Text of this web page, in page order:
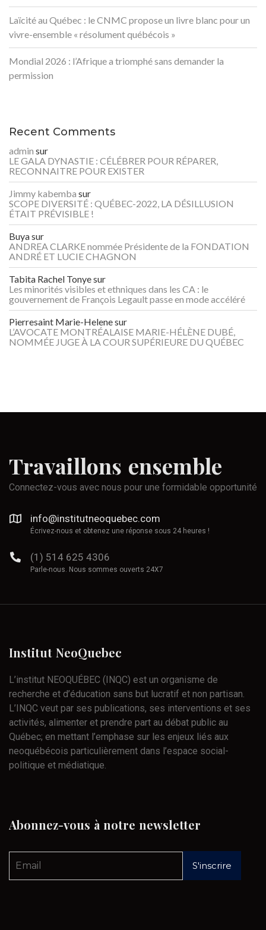
Laïcité au Québec : le CNMC propose un livre blanc pour un
vivre-ensemble « résolument québécois »
Mondial 2026 : l’Afrique a triomphé sans demander la
permission
Recent Comments
admin sur
LE GALA DYNASTIE : CÉLÉBRER POUR RÉPARER,
RECONNAITRE POUR EXISTER
Jimmy kabemba sur
SCOPE DIVERSITÉ : QUÉBEC-2022, LA DÉSILLUSION
ÉTAIT PRÉVISIBLE !
Buyasur
ANDREA CLARKE nommée Présidente de la FONDATION
ANDRÉ ET LUCIE CHAGNON
Tabita Rachel Tonyesur
Les minorités visibles et ethniques dans les CA : le
gouvernement de François Legault passe en mode accéléré
Pierresaint Marie-Helenesur
L’AVOCATE MONTRÉALAISE MARIE-HÉLÈNE DUBÉ,
NOMMÉE JUGE À LA COUR SUPÉRIEURE DU QUÉBEC
Travaillons ensemble
Connectez-vous avec nous pour une formidable opportunité
info@institutneoquebec.com
Écrivez-nous et obtenez une réponse sous 24 heures !
(1) 514 625 4306
Parle-nous. Nous sommes ouverts 24X7
Institut NeoQuebec
L’institut NEOQUÉBEC (INQC) est un organisme de
recherche et d’éducation sans but lucratif et non partisan.
L’INQC veut par ses publications, ses interventions et ses
activités, alimenter et prendre part au débat public au
Québec; en mettant l’emphase sur les enjeux liés aux
neoquébécois particulièrement dans l’espace social-
politique et médiatique.
Abonnez-vous à notre newsletter